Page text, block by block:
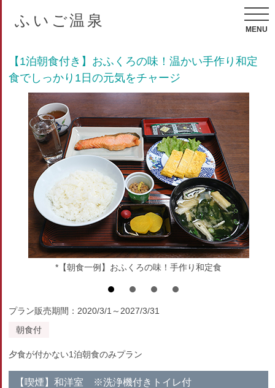
ふいご温泉
MENU
【1泊朝食付き】おふくろの味！温かい手作り和定
食でしっかり1日の元気をチャージ
*【朝食一例】おふくろの味！手作り和定食
プラン販売期間：2020/3/1～2027/3/31
朝食付
夕食が付かない1泊朝食のみプラン
【喫煙】和洋室 ※洗浄機付きトイレ付